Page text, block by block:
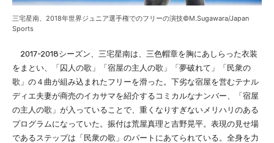
三宅星南、2018年世界ジュニア選手権でのフリーの演技©M.Sugawara/Japan
Sports
2017-2018シーズン、三宅星南は、三色帽章を胸にあしらった衣装
をまとい、「囚人の歌」「宿屋の主人の歌」「夢破れて」「民衆の
歌」の４曲が組み込まれたフリーを滑った。下劣な宿屋を営むテナル
ディエ夫妻が商売のイカサマを紹介するコミカルなナンバー、「宿屋
の主人の歌」が入っていることで、重くなりすぎないメリハリのある
プログラムになっていた。振付は荒屋真理と吉野晃平。表現の見せ場
であるステップは「民衆の歌」のパートにあてられている。全身を力